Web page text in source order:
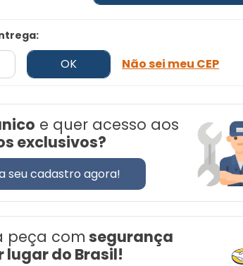
OK Não sei meu CEP
e quer acesso aos
exclusivos?
seu cadastro agora!
peça com segurança
lugar do Brasil!